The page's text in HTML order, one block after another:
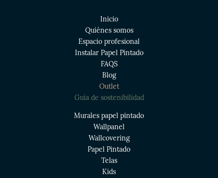
Inicio
Quiénes somos
Espacio profesional
Instalar Papel Pintado
FAQS
Blog
Outlet
Guía de sostenibilidad
Murales papel pintado
Wallpanel
Wallcovering
Papel Pintado
Telas
Kids